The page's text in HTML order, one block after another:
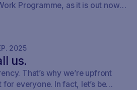
Programme, as it is out now.
. 2025
us.
That’s why we’re upfront
for everyone. In fact, let’s be